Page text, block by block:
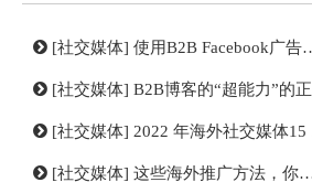
[社交媒体] 使用B2B Facebook广告的新招数（一）
[社交媒体] B2B博客的“超能力”的正确打开方式是……
[社交媒体] 2022 年海外社交媒体15 个行业的热门标签
[社交媒体] 这些海外推广方法，你掌握了没？